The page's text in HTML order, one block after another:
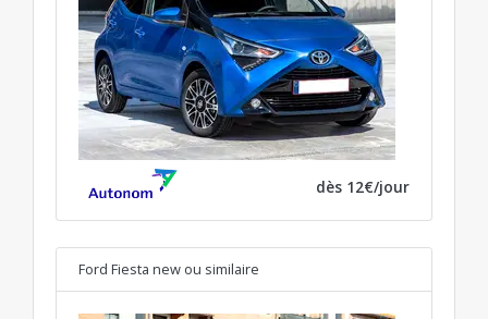
dès 12€/jour
Ford Fiesta new ou similaire